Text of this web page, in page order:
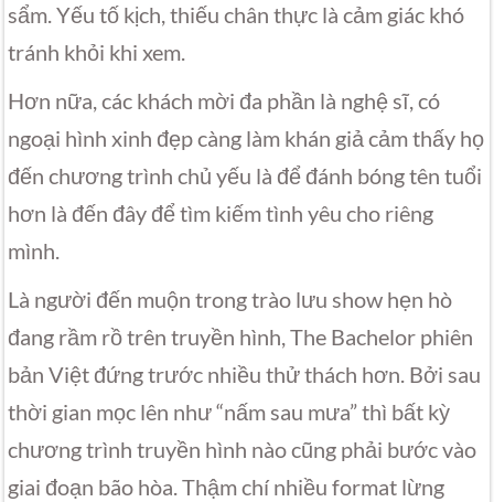
sẩm. Yếu tố kịch, thiếu chân thực là cảm giác khó
tránh khỏi khi xem.
Hơn nữa, các khách mời đa phần là nghệ sĩ, có
ngoại hình xinh đẹp càng làm khán giả cảm thấy họ
đến chương trình chủ yếu là để đánh bóng tên tuổi
hơn là đến đây để tìm kiếm tình yêu cho riêng
mình.
Là người đến muộn trong trào lưu show hẹn hò
đang rầm rồ trên truyền hình, The Bachelor phiên
bản Việt đứng trước nhiều thử thách hơn. Bởi sau
thời gian mọc lên như “nấm sau mưa” thì bất kỳ
chương trình truyền hình nào cũng phải bước vào
giai đoạn bão hòa. Thậm chí nhiều format lừng